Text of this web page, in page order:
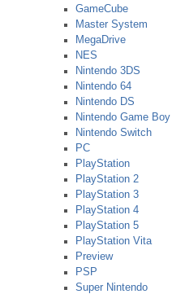
GameCube
Master System
MegaDrive
NES
Nintendo 3DS
Nintendo 64
Nintendo DS
Nintendo Game Boy
Nintendo Switch
PC
PlayStation
PlayStation 2
PlayStation 3
PlayStation 4
PlayStation 5
PlayStation Vita
Preview
PSP
Super Nintendo